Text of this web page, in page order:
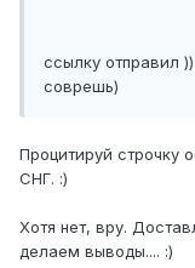
ссылку отправил
соврешь)
Процитируй строчку
СНГ. :)
Хотя нет, вру.
делаем выводы.... :)